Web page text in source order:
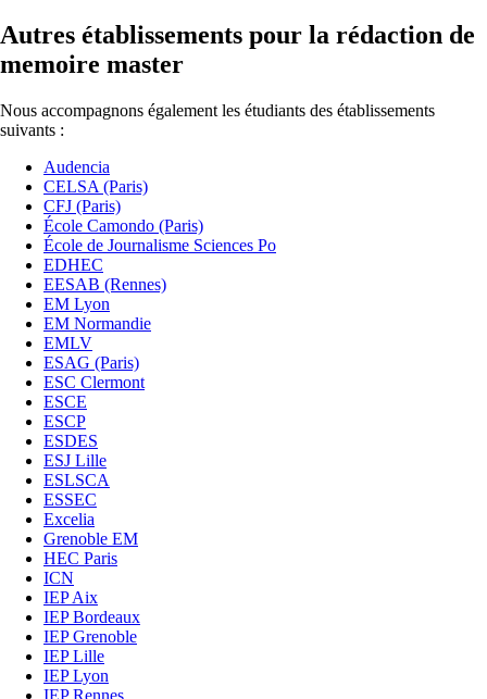
Autres établissements pour la rédaction de
memoire master
Nous accompagnons également les étudiants des établissements
suivants :
Audencia
CELSA (Paris)
CFJ (Paris)
École Camondo (Paris)
École de Journalisme Sciences Po
EDHEC
EESAB (Rennes)
EM Lyon
EM Normandie
EMLV
ESAG (Paris)
ESC Clermont
ESCE
ESCP
ESDES
ESJ Lille
ESLSCA
ESSEC
Excelia
Grenoble EM
HEC Paris
ICN
IEP Aix
IEP Bordeaux
IEP Grenoble
IEP Lille
IEP Lyon
IEP Rennes